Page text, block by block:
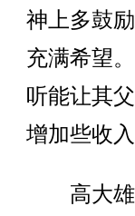
神上多鼓
充满希望
听能让其
增加些收
高大雄